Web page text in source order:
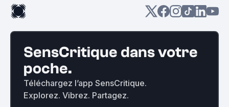
SensCritique dans votre
poche.
Téléchargez l’app SensCritique.
Explorez. Vibrez. Partagez.